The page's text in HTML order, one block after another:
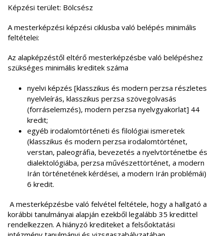
Képzési terület: Bölcsész
A mesterképzési képzési ciklusba való belépés minimális
feltételei:
Az alapképzéstől eltérő mesterképzésbe való belépéshez
szükséges minimális kreditek száma
nyelvi képzés [klasszikus és modern perzsa részletes
nyelvleírás, klasszikus perzsa szövegolvasás
(forráselemzés), modern perzsa nyelvgyakorlat] 44
kredit;
egyéb irodalomtörténeti és filológiai ismeretek
(klasszikus és modern perzsa irodalomtörténet,
verstan, paleográfia, bevezetés a nyelvtörténetbe és
dialektológiába, perzsa művészettörténet, a modern
Irán történetének kérdései, a modern Irán problémái)
6 kredit.
A mesterképzésbe való felvétel feltétele, hogy a hallgató a
korábbi tanulmányai alapján ezekből legalább 35 kredittel
rendelkezzen. A hiányzó krediteket a felsőoktatási